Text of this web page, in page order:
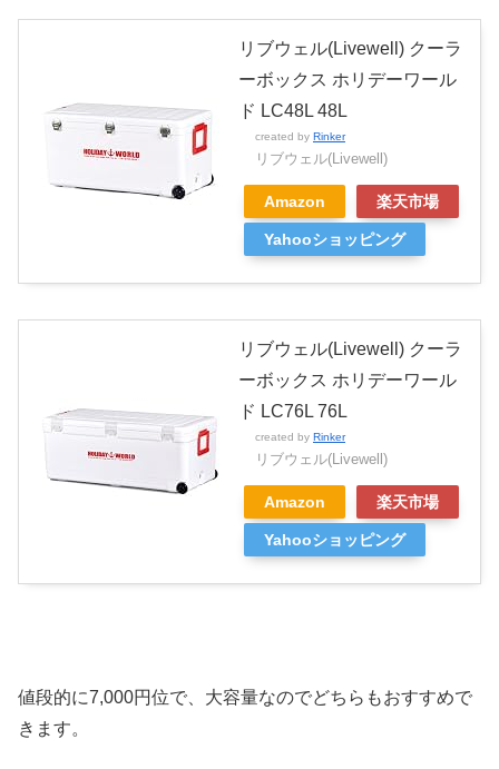
リブウェル(Livewell) クーラ
ーボックス ホリデーワール
ド LC48L 48L
created by Rinker
リブウェル(Livewell)
Amazon 楽天市場
Yahooショッピング
リブウェル(Livewell) クーラ
ーボックス ホリデーワール
ド LC76L 76L
created by Rinker
リブウェル(Livewell)
Amazon 楽天市場
Yahooショッピング
値段的に7,000円位で、大容量なのでどちらもおすすめで
きます。